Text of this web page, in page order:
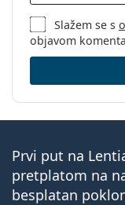
Slažem se s
objavom
Prvi put na
pretplatom na
besplatan